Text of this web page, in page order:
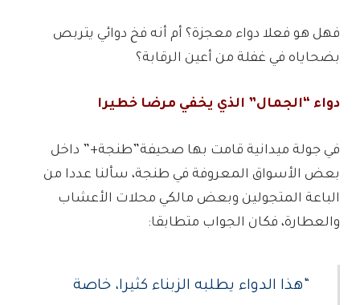
فهل هو فعلا دواء معجزة؟ أم أنه فخ دوائي يتربص
بضحاياه في غفلة من أعين الرقابة؟
دواء “الجمال” الذي يخفي مرضا خطيرا
في جولة ميدانية قامت بها صحيفة”طنجة+” داخل
بعض الأسواق المعروفة في طنجة، سألنا عددا من
الباعة المتجولين وبعض مالكي محلات الأعشاب
والعطارة، فكان الجواب متطابقا:
“هذا الدواء يطلبه الزبناء كثيرا، خاصة